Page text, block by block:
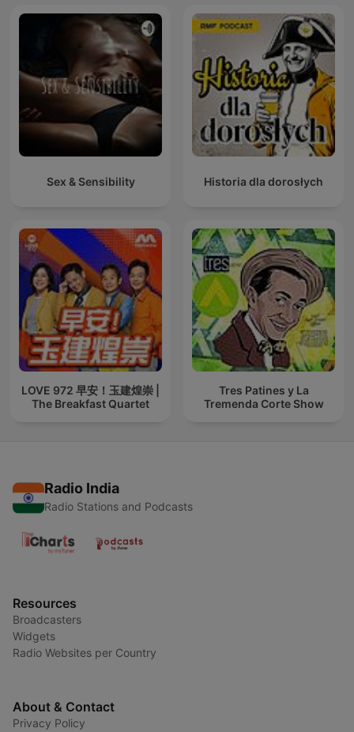
Sex & Sensibility Historia dla dorosłych
LOVE 972 早安！玉建煌崇 |
The Breakfast Quartet
Tres Patines y La
Tremenda Corte Show
Radio India
Radio Stations and Podcasts
Resources
Broadcasters
Widgets
Radio Websites per Country
About & Contact
Privacy Policy